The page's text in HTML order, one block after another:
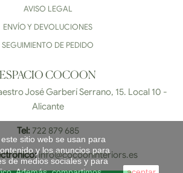
AVISO LEGAL
ENVÍO Y DEVOLUCIONES
SEGUIMIENTO DE PEDIDO
ESPACIO COCOON
José Garberí Serrano, 15. Local 10 -
Alicante
Tel: 722 879 685
info@cocooninteriors.es
sitio web se usan para
y los anuncios para
de medios sociales y para